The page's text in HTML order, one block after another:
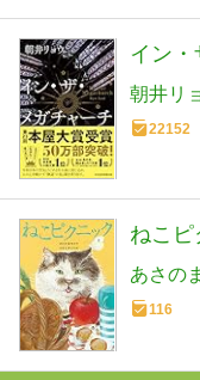
イン
朝井リ
22152
ねこピ
あさの
116